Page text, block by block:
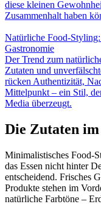
diese kleinen
Zusammenhalt haben
Natürliche Food-
Gastronomie
Der Trend zum
Zutaten und
rücken Authentizität,
Mittelpunkt – ein Stil,
Media überzeugt.
Die Zutaten
Minimalistisches Food-
das Essen nicht hinter
entscheidend. Frisches
Produkte stehen im
natürliche Farbtöne –